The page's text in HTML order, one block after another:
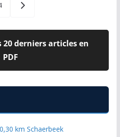
20 derniers articles en
PDF
km Schaerbeek